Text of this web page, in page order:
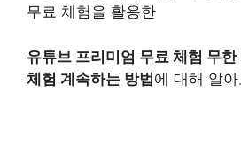
무료 체험을 활용한
유튜브 프리미엄 무료 체험 무한
체험 계속하는 방법에 대해 알